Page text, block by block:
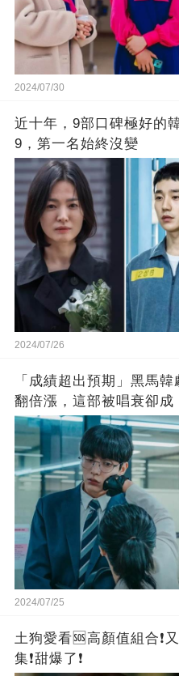
2024/07/30
近十年，9部口碑極好的
9，第一名始終沒變
2024/07/26
「成績超出預期」黑馬
翻倍漲，這部被唱衰卻成
2024/07/25
土狗愛看🆘高顏值組合❗
集❗️甜爆了❗️